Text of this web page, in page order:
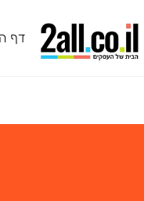
דף הבית